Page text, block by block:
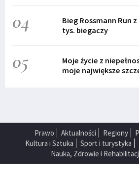
04
Bieg Rossmann Run
tys. biegaczy
05
Moje życie z
moje największe
Prawo Aktualności Regiony
Kultura i Sztuka
Sport i turystyka
Nauka, Zdrowie i